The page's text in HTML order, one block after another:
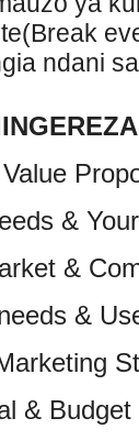
ndani
&
&
&
& Budget